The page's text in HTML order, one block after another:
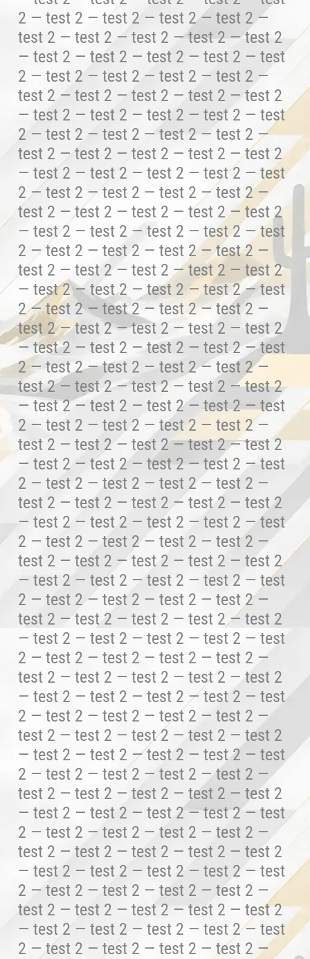
2 — test 2 — test 2 — test 2 — test 2 —
test 2 — test 2 — test 2 — test 2 — test 2
— test 2 — test 2 — test 2 — test 2 — test
2 — test 2 — test 2 — test 2 — test 2 —
test 2 — test 2 — test 2 — test 2 — test 2
— test 2 — test 2 — test 2 — test 2 — test
2 — test 2 — test 2 — test 2 — test 2 —
test 2 — test 2 — test 2 — test 2 — test 2
— test 2 — test 2 — test 2 — test 2 — test
2 — test 2 — test 2 — test 2 — test 2 —
test 2 — test 2 — test 2 — test 2 — test 2
— test 2 — test 2 — test 2 — test 2 — test
2 — test 2 — test 2 — test 2 — test 2 —
test 2 — test 2 — test 2 — test 2 — test 2
— test 2 — test 2 — test 2 — test 2 — test
2 — test 2 — test 2 — test 2 — test 2 —
test 2 — test 2 — test 2 — test 2 — test 2
— test 2 — test 2 — test 2 — test 2 — test
2 — test 2 — test 2 — test 2 — test 2 —
test 2 — test 2 — test 2 — test 2 — test 2
— test 2 — test 2 — test 2 — test 2 — test
2 — test 2 — test 2 — test 2 — test 2 —
test 2 — test 2 — test 2 — test 2 — test 2
— test 2 — test 2 — test 2 — test 2 — test
2 — test 2 — test 2 — test 2 — test 2 —
test 2 — test 2 — test 2 — test 2 — test 2
— test 2 — test 2 — test 2 — test 2 — test
2 — test 2 — test 2 — test 2 — test 2 —
test 2 — test 2 — test 2 — test 2 — test 2
— test 2 — test 2 — test 2 — test 2 — test
2 — test 2 — test 2 — test 2 — test 2 —
test 2 — test 2 — test 2 — test 2 — test 2
— test 2 — test 2 — test 2 — test 2 — test
2 — test 2 — test 2 — test 2 — test 2 —
test 2 — test 2 — test 2 — test 2 — test 2
— test 2 — test 2 — test 2 — test 2 — test
2 — test 2 — test 2 — test 2 — test 2 —
test 2 — test 2 — test 2 — test 2 — test 2
— test 2 — test 2 — test 2 — test 2 — test
2 — test 2 — test 2 — test 2 — test 2 —
test 2 — test 2 — test 2 — test 2 — test 2
— test 2 — test 2 — test 2 — test 2 — test
2 — test 2 — test 2 — test 2 — test 2 —
test 2 — test 2 — test 2 — test 2 — test 2
— test 2 — test 2 — test 2 — test 2 — test
2 — test 2 — test 2 — test 2 — test 2 —
test 2 — test 2 — test 2 — test 2 — test 2
— test 2 — test 2 — test 2 — test 2 — test
2 — test 2 — test 2 — test 2 — test 2 —